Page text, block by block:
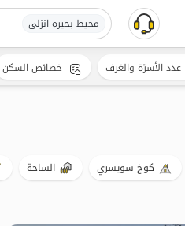
محیط بحیره انزلی
كوخ سويسري الساحة
عدد الأسرّة والغرف خصائص السكن